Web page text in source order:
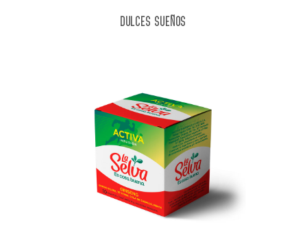
DULCES SUEÑOS